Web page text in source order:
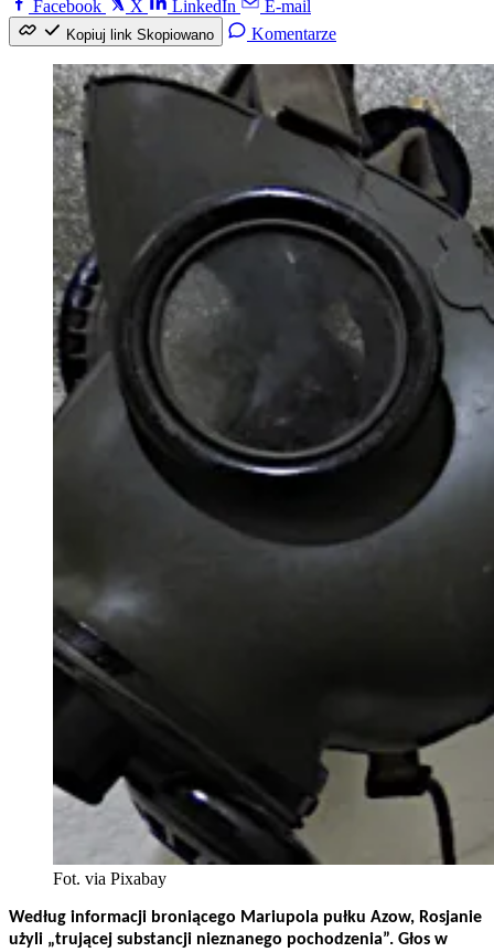
Facebook
X LinkedIn E-mail
Kopiuj link Skopiowano Komentarze
Fot. via Pixabay
Według informacji broniącego Mariupola pułku Azow, Rosjanie
użyli „trującej substancji nieznanego pochodzenia”. Głos w